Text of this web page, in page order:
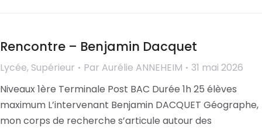
Rencontre – Benjamin Dacquet
Lycée, Supérieur Par Aurélie ANNEHEIM
31 mai 2026
Niveaux 1ère Terminale Post BAC Durée 1h 25 élèves
maximum L’intervenant Benjamin DACQUET Géographe,
mon corps de recherche s’articule autour des